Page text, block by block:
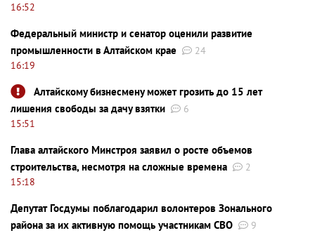
16:52
Федеральный министр и сенатор оценили развитие
промышленности в Алтайском крае
24
16:19
Алтайскому бизнесмену может грозить до 15 лет
лишения свободы за дачу взятки
6
15:51
Глава алтайского Минстроя заявил о росте объемов
строительства, несмотря на сложные времена
2
15:18
Депутат Госдумы поблагодарил волонтеров Зонального
района за их активную помощь участникам СВО
9